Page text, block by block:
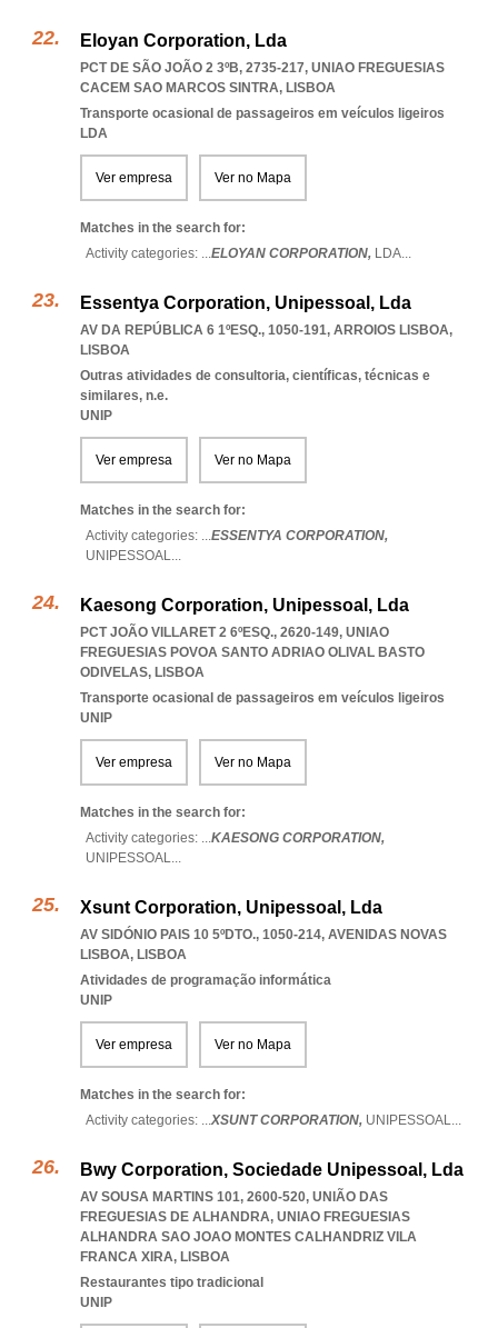
Eloyan Corporation, Lda
PCT DE SÃO JOÃO 2 3ºB, 2735-217, UNIAO FREGUESIAS
CACEM SAO MARCOS SINTRA, LISBOA
Transporte ocasional de passageiros em veículos ligeiros
LDA
Ver empresa Ver no Mapa
Matches in the search for:
Activity categories: ...ELOYAN CORPORATION, LDA...
Essentya Corporation, Unipessoal, Lda
AV DA REPÚBLICA 6 1ºESQ., 1050-191, ARROIOS LISBOA,
LISBOA
Outras atividades de consultoria, científicas, técnicas e
similares, n.e.
UNIP
Ver empresa Ver no Mapa
Matches in the search for:
Activity categories: ...ESSENTYA CORPORATION,
UNIPESSOAL...
Kaesong Corporation, Unipessoal, Lda
PCT JOÃO VILLARET 2 6ºESQ., 2620-149, UNIAO
FREGUESIAS POVOA SANTO ADRIAO OLIVAL BASTO
ODIVELAS, LISBOA
Transporte ocasional de passageiros em veículos ligeiros
UNIP
Ver empresa Ver no Mapa
Matches in the search for:
Activity categories: ...KAESONG CORPORATION,
UNIPESSOAL...
Xsunt Corporation, Unipessoal, Lda
AV SIDÓNIO PAIS 10 5ºDTO., 1050-214, AVENIDAS NOVAS
LISBOA, LISBOA
Atividades de programação informática
UNIP
Ver empresa Ver no Mapa
Matches in the search for:
Activity categories: ...XSUNT CORPORATION, UNIPESSOAL...
Bwy Corporation, Sociedade Unipessoal, Lda
AV SOUSA MARTINS 101, 2600-520, UNIÃO DAS
FREGUESIAS DE ALHANDRA, UNIAO FREGUESIAS
ALHANDRA SAO JOAO MONTES CALHANDRIZ VILA
FRANCA XIRA, LISBOA
Restaurantes tipo tradicional
UNIP